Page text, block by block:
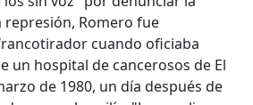
represión, Romero fue
cuando oficiaba
un hospital de cancerosos de El
de 1980, un día después de